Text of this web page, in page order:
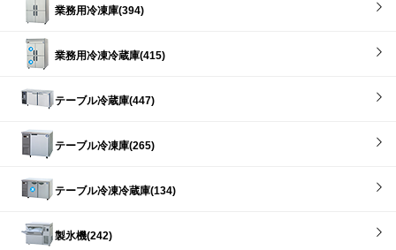
業務用冷凍庫(394)
業務用冷凍冷蔵庫(415)
テーブル冷蔵庫(447)
テーブル冷凍庫(265)
テーブル冷凍冷蔵庫(134)
製氷機(242)